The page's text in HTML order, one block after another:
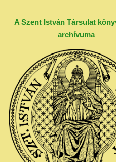
A Szent István Társulat
archívuma